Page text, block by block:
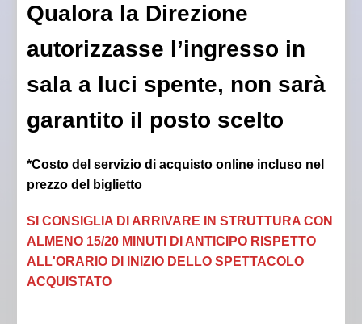
Qualora la Direzione
autorizzasse l’ingresso in
sala a luci spente, non sarà
garantito il posto scelto
*Costo del servizio di acquisto online incluso nel
prezzo del biglietto
SI CONSIGLIA DI ARRIVARE IN STRUTTURA CON
ALMENO 15/20 MINUTI DI ANTICIPO RISPETTO
ALL'ORARIO DI INIZIO DELLO SPETTACOLO
ACQUISTATO